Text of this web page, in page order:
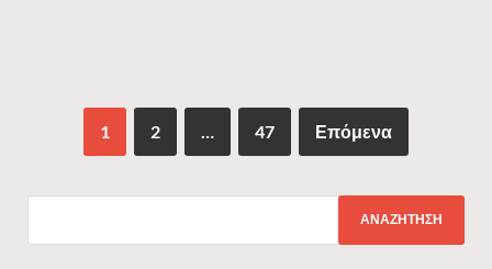
1 2 … 47 Επόμενα